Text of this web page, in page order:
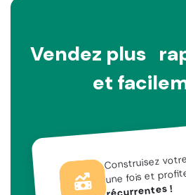
Vendez plus
et
Construisez
une fois et
récurrentes !